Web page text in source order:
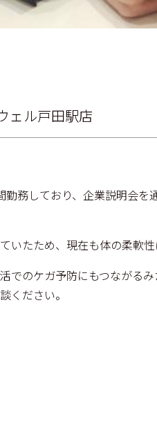
ェル戸田駅店
務しており、企業説明会を
いたため、現在も体の柔軟性
でのケガ予防にもつながる
ください。